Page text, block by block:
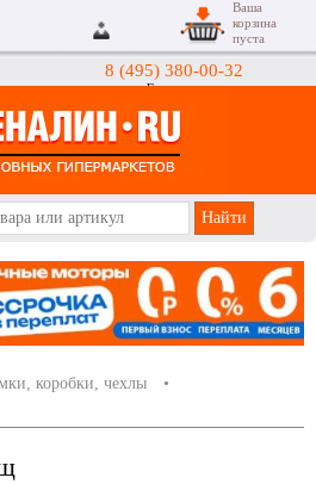
8 (495) 380-00-32
Гипермаркеты
Ваша
корзина
пуста
коробки, чехлы